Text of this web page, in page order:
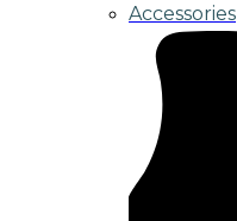
Accessories